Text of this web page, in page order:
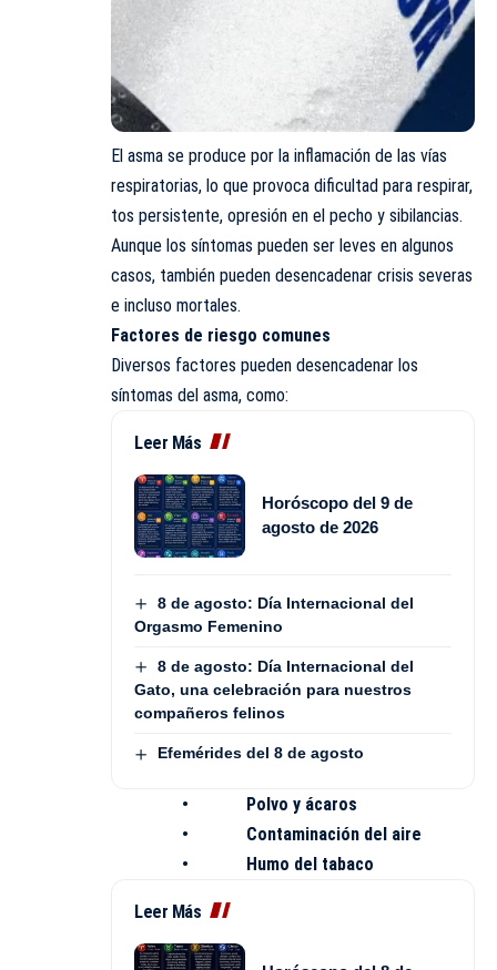
El asma se produce por la inflamación de las vías
respiratorias, lo que provoca dificultad para respirar,
tos persistente, opresión en el pecho y sibilancias.
Aunque los síntomas pueden ser leves en algunos
casos, también pueden desencadenar crisis severas
e incluso mortales.
Factores de riesgo comunes
Diversos factores pueden desencadenar los
síntomas del asma, como:
Leer Más
Horóscopo del 9 de
agosto de 2026
8 de agosto: Día Internacional del
Orgasmo Femenino
8 de agosto: Día Internacional del
Gato, una celebración para nuestros
compañeros felinos
Efemérides del 8 de agosto
• Polvo y ácaros
• Contaminación del aire
• Humo del tabaco
Leer Más